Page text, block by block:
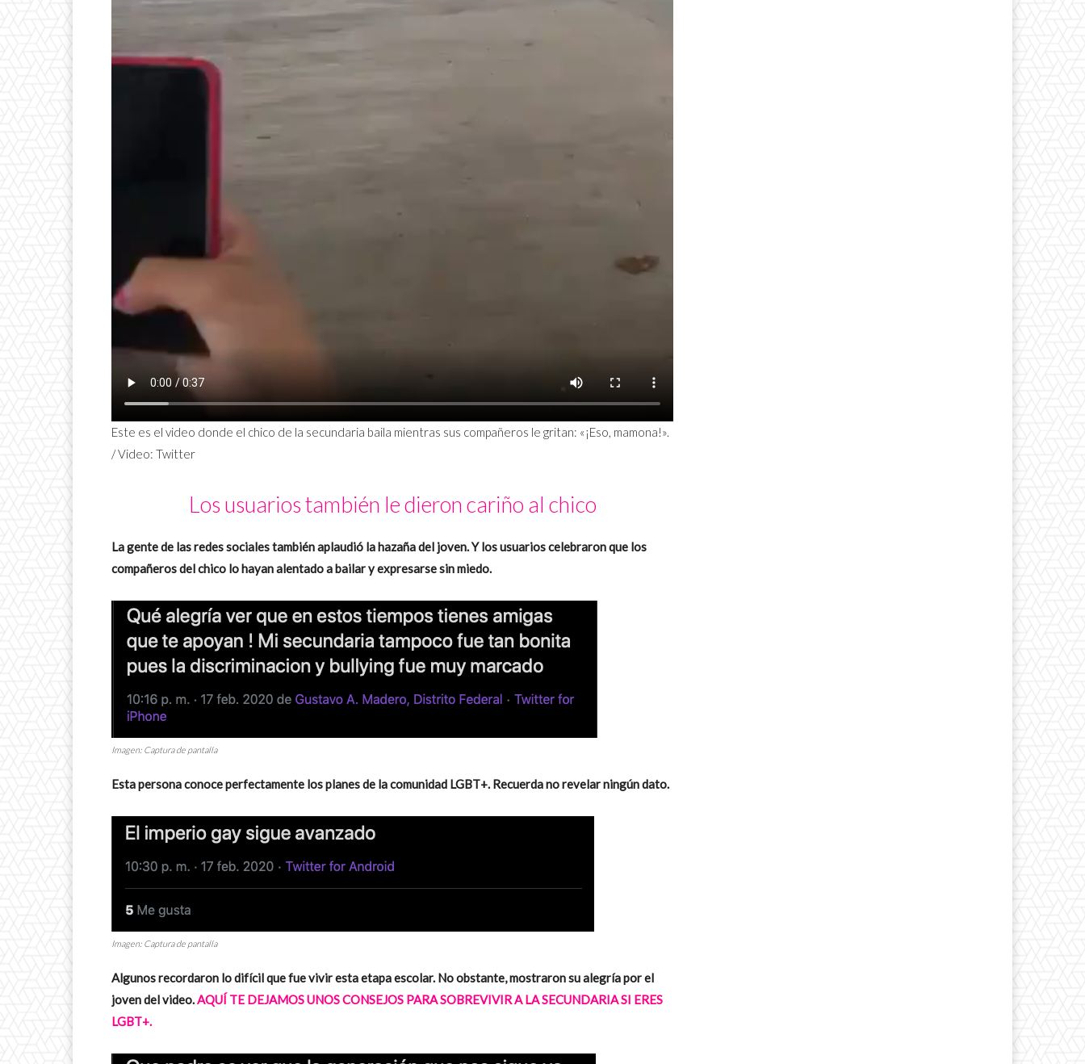
Este es el video donde el chico de la secundaria baila mientras sus compañeros le gritan: «¡Eso, mamona!».
/ Video: Twitter
Los usuarios también le dieron cariño al chico
La gente de las redes sociales también aplaudió la hazaña del joven. Y los usuarios celebraron que los
compañeros del chico lo hayan alentado a bailar y expresarse sin miedo.
Imagen: Captura de pantalla
Esta persona conoce perfectamente los planes de la comunidad LGBT+. Recuerda no revelar ningún dato.
Imagen: Captura de pantalla
Algunos recordaron lo difícil que fue vivir esta etapa escolar. No obstante, mostraron su alegría por el
joven del video.AQUÍ TE DEJAMOS UNOS CONSEJOS PARA SOBREVIVIR A LA SECUNDARIA SI ERES
LGBT+.